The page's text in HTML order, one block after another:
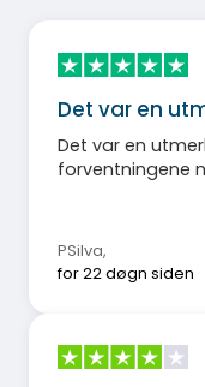
Det var en
Det var en
forventningene
PSilva,
for 22 døgn siden